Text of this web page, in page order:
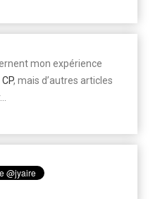
mon expérience
, mais d’autres articles